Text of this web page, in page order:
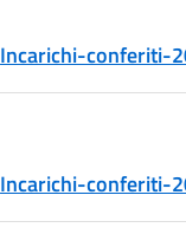
Incarichi-conferiti-
Incarichi-conferiti-